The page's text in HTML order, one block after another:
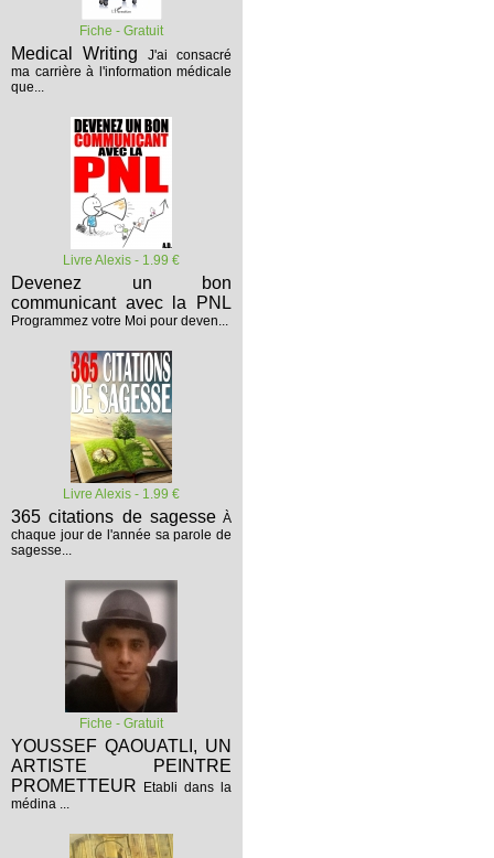
Fiche - Gratuit
Medical Writing
J'ai consacré
ma carrière à l'information médicale
que...
Livre Alexis - 1.99 €
Devenez un bon
communicant avec la PNL
Programmez votre Moi pour deven...
Livre Alexis - 1.99 €
365 citations de sagesse À
chaque jour de l'année sa parole de
sagesse...
Fiche - Gratuit
YOUSSEF QAOUATLI, UN
ARTISTE PEINTRE
PROMETTEUR
Etabli dans la
médina ...